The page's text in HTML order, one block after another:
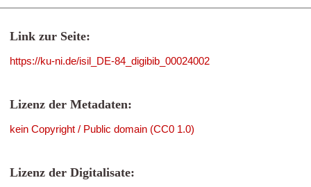
Link zur Seite:
https://ku-ni.de/isil_DE-84_digibib_00024002
Lizenz der Metadaten:
kein Copyright / Public domain (CC0 1.0)
Lizenz der Digitalisate: